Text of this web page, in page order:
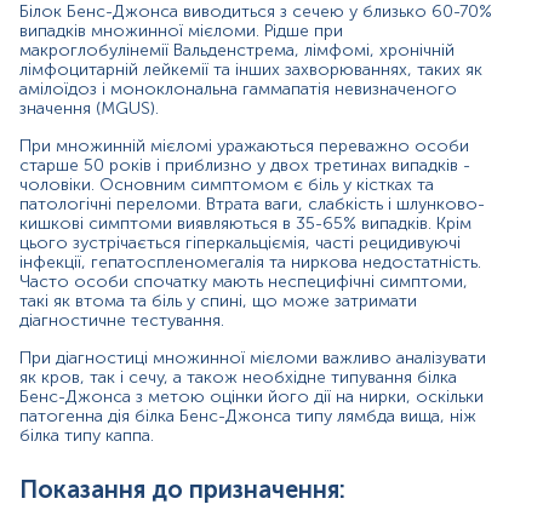
Диференціація множинної мієломи від
остеопорозу, метастазів у кістки та деяких інших
захворювань, що спричиняють множинні
переломи та біль у кістках;
Визначення причини гіперкальціємії та
гіперпротеїнурії невідомої етіології;
Діагностика макроглобулінемії Вальденстрема,
моноклональної гаммапатії невизначеного
значення;
Визначення стадії онкологічного процесу в осіб з
множинною мієломою;
Оцінка ефективності лікування множинної
мієломи;
Причини підвищення рівня:
множинна мієлома;
моноклональна гаммапатія невизначеного
Білок Бенс-Джонса виводиться з сечею у близько 60-70%
випадків множинної мієломи. Рідше при
макроглобулінемії Вальденстрема, лімфомі, хронічній
лімфоцитарній лейкемії та інших захворюваннях, таких як
амілоїдоз і моноклональна гаммапатія невизначеного
значення (MGUS).
При множинній мієломі уражаються переважно особи
старше 50 років і приблизно у двох третинах випадків -
чоловіки. Основним симптомом є біль у кістках та
патологічні переломи. Втрата ваги, слабкість і шлунково-
кишкові симптоми виявляються в 35-65% випадків. Крім
цього зустрічається гіперкальціємія, часті рецидивуючі
інфекції, гепатоспленомегалія та ниркова недостатність.
Часто особи спочатку мають неспецифічні симптоми,
такі як втома та біль у спині, що може затримати
діагностичне тестування.
При діагностиці множинної мієломи важливо аналізувати
як кров, так і сечу, а також необхідне типування білка
Бенс-Джонса з метою оцінки його дії на нирки, оскільки
патогенна дія білка Бенс-Джонса типу лямбда вища, ніж
білка типу каппа.
Показання до призначення: